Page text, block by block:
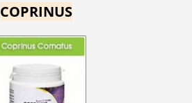
COPRINUS